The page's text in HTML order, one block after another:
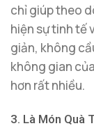
chỉ giúp theo
hiện sự tinh tế
giản, không
không gian
hơn rất nhiều.
3. Là Món Quà